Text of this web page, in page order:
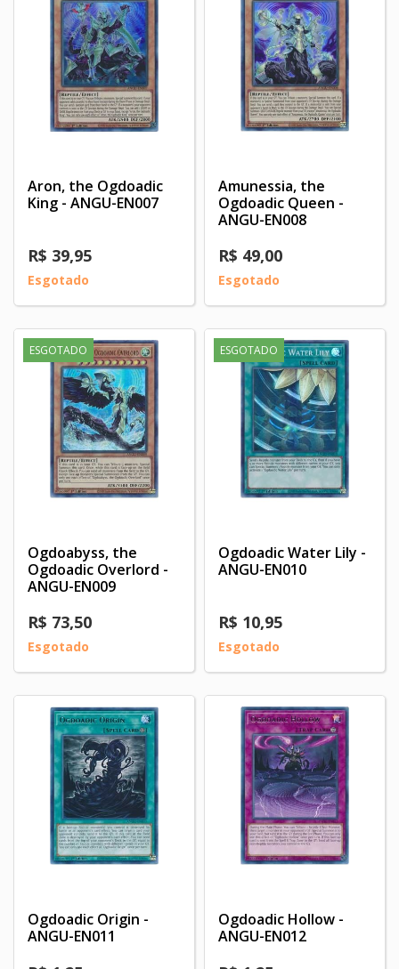
Aron, the Ogdoadic
King - ANGU-EN007
R$ 39,95
Esgotado
Amunessia, the
Ogdoadic Queen -
ANGU-EN008
R$ 49,00
Esgotado
ESGOTADO
Ogdoabyss, the
Ogdoadic Overlord -
ANGU-EN009
R$ 73,50
Esgotado
ESGOTADO
Ogdoadic Water Lily -
ANGU-EN010
R$ 10,95
Esgotado
Ogdoadic Origin -
ANGU-EN011
Ogdoadic Hollow -
ANGU-EN012